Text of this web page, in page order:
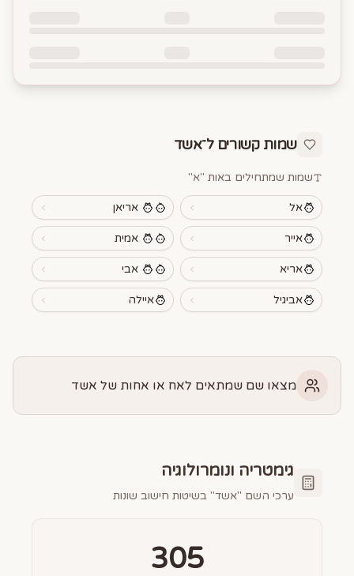
שמות קשורים ל־אשד
שמות שמתחילים באות "א"
אל אריאן
אייר אמית
אריא אבי
אביגיל איילה
מצאו שם שמתאים לאח או אחות של אשד
גימטריה ונומרולוגיה
ערכי השם "אשד" בשיטות חישוב שונות
305